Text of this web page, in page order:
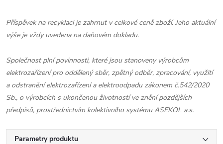
Příspěvek na recyklaci je zahrnut v celkové ceně zboží. Jeho aktuální
výše je vždy uvedena na daňovém dokladu.
Společnost plní povinnosti, které jsou stanoveny výrobcům
elektrozařízení pro oddělený sběr, zpětný odběr, zpracování, využití
a odstranění elektrozařízení a elektroodpadu zákonem č.542/2020
Sb., o výrobcích s ukončenou životností ve znění pozdějších
předpisů, prostřednictvím kolektivního systému ASEKOL a.s.
Parametry produktu